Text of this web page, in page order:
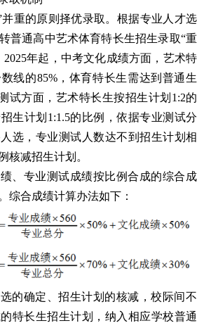
并重的原则择优录取。根据专业人才选
普通高中艺术体育特长生招生录取“重
年起，中考文化成绩方面，艺术特
线的85%，体育特长生需达到普通生
试方面，艺术特长生按招生计划1:2的
生计划1:1.5的比例，依据专业测试分
选，专业测试人数达不到招生计划相
核减招生计划。
、专业测试成绩按比例合成的综合成
综合成绩计算办法如下：
的确定、招生计划的核减，校际间不
特长生招生计划，纳入相应学校普通